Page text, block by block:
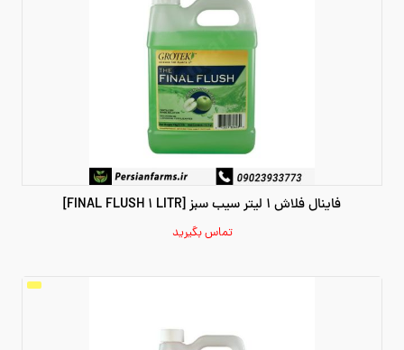
فاینال فلاش 1 لیتر سیب سبز [FINAL FLUSH 1 LITR]
تماس بگیرید